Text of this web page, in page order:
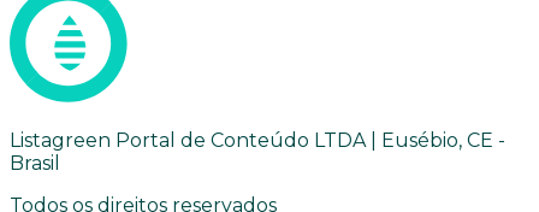
Listagreen Portal de Conteúdo LTDA | Eusébio, CE -
Brasil
Todos os direitos reservados